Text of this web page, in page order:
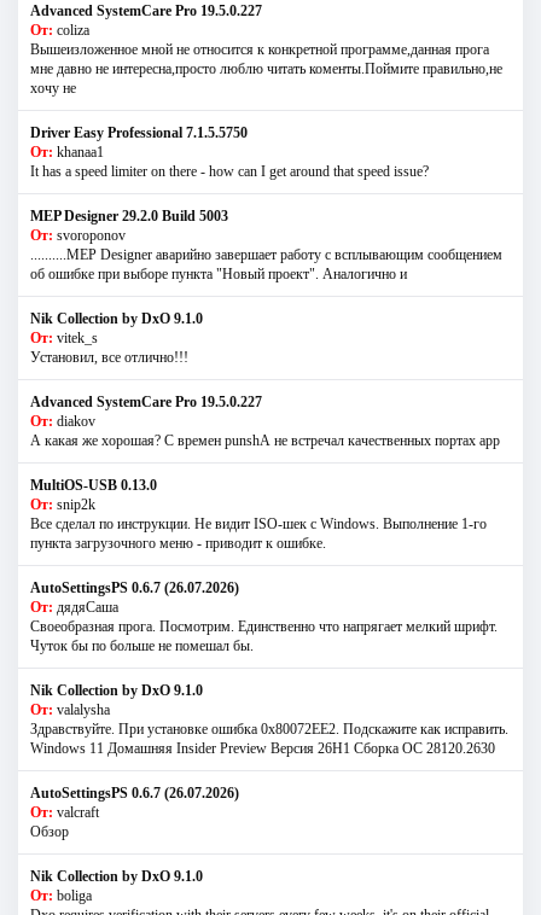
Advanced SystemCare Pro 19.5.0.227
От: coliza
Вышеизложенное мной не относится к конкретной программе,данная прога
мне давно не интересна,просто люблю читать коменты.Поймите правильно,не
хочу не
Driver Easy Professional 7.1.5.5750
От: khanaa1
It has a speed limiter on there - how can I get around that speed issue?
MEP Designer 29.2.0 Build 5003
От: svoroponov
..........MEP Designer аварийно завершает работу с всплывающим сообщением
об ошибке при выборе пункта "Новый проект". Аналогично и
Nik Collection by DxO 9.1.0
От: vitek_s
Установил, все отлично!!!
Advanced SystemCare Pro 19.5.0.227
От: diakov
А какая же хорошая? С времен punshА не встречал качественных портах app
MultiOS-USB 0.13.0
От: snip2k
Все сделал по инструкции. Не видит ISO-шек с Windows. Выполнение 1-го
пункта загрузочного меню - приводит к ошибке.
AutoSettingsPS 0.6.7 (26.07.2026)
От: дядяСаша
Своеобразная прога. Посмотрим. Единственно что напрягает мелкий шрифт.
Чуток бы по больше не помешал бы.
Nik Collection by DxO 9.1.0
От: valalysha
Здравствуйте. При установке ошибка 0х80072EE2. Подскажите как исправить.
Windows 11 Домашняя Insider Preview Версия 26H1 Сборка ОС 28120.2630
AutoSettingsPS 0.6.7 (26.07.2026)
От: valcraft
Обзор
Nik Collection by DxO 9.1.0
От: boliga